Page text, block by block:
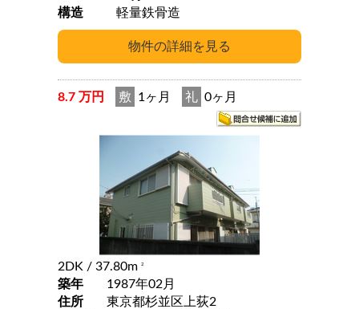
構造
軽量鉄骨造
8.7 万円 敷 1ヶ月 礼 0ヶ月
2DK / 37.80m 2
築年
1987年02月
住所
東京都杉並区上荻2